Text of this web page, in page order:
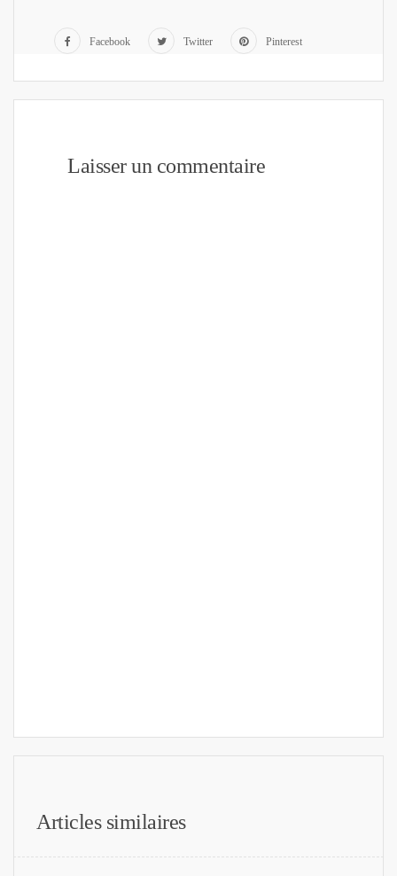
Facebook Twitter Pinterest
Laisser un commentaire
Articles similaires